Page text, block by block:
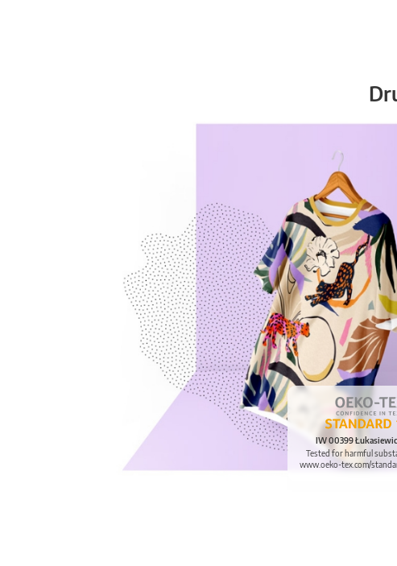
IW 00399
Tested for harmful
www.oeko-tex.com/